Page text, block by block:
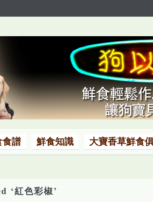
食譜 鮮食知識 大寶香草鮮食
‘紅色彩椒’